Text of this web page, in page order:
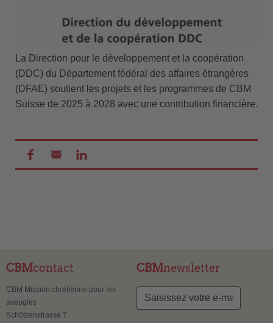
La Direction pour le développement et la coopération
(DDC) du Département fédéral des affaires étrangères
(DFAE) soutient les projets et les programmes de CBM
Suisse de 2025 à 2028 avec une contribution financière.
CBMcontact
CBM Mission chrétienne pour les
aveugles
Schützenstrasse 7
CBMnewsletter